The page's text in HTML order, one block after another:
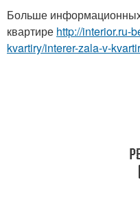
Больше информационных
квартире http://interior.ru-
kvartiry/interer-zala-v-